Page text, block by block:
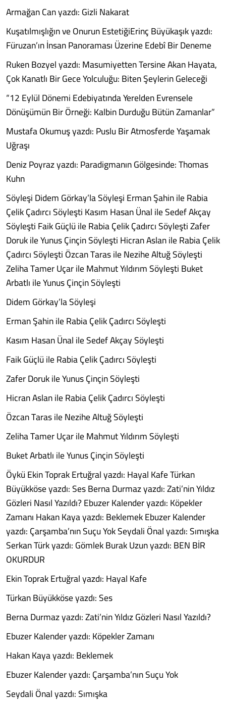
Armağan Can yazdı: Gizli Nakarat
Kuşatılmışlığın ve Onurun EstetiğiErinç Büyükaşık yazdı:
Füruzan’ın İnsan Panoraması Üzerine Edebî Bir Deneme
Ruken Bozyel yazdı: Masumiyetten Tersine Akan Hayata,
Çok Kanatlı Bir Gece Yolculuğu: Biten Şeylerin Geleceği
“12 Eylül Dönemi Edebiyatında Yerelden Evrensele
Dönüşümün Bir Örneği: Kalbin Durduğu Bütün Zamanlar”
Mustafa Okumuş yazdı: Puslu Bir Atmosferde Yaşamak
Uğraşı
Deniz Poyraz yazdı: Paradigmanın Gölgesinde: Thomas
Kuhn
Söyleşi Didem Görkay’la Söyleşi Erman Şahin ile Rabia
Çelik Çadırcı Söyleşti Kasım Hasan Ünal ile Sedef Akçay
Söyleşti Faik Güçlü ile Rabia Çelik Çadırcı Söyleşti Zafer
Doruk ile Yunus Çinçin Söyleşti Hicran Aslan ile Rabia Çelik
Çadırcı Söyleşti Özcan Taras ile Nezihe Altuğ Söyleşti
Zeliha Tamer Uçar ile Mahmut Yıldırım Söyleşti Buket
Arbatlı ile Yunus Çinçin Söyleşti
Didem Görkay’la Söyleşi
Erman Şahin ile Rabia Çelik Çadırcı Söyleşti
Kasım Hasan Ünal ile Sedef Akçay Söyleşti
Faik Güçlü ile Rabia Çelik Çadırcı Söyleşti
Zafer Doruk ile Yunus Çinçin Söyleşti
Hicran Aslan ile Rabia Çelik Çadırcı Söyleşti
Özcan Taras ile Nezihe Altuğ Söyleşti
Zeliha Tamer Uçar ile Mahmut Yıldırım Söyleşti
Buket Arbatlı ile Yunus Çinçin Söyleşti
Öykü Ekin Toprak Ertuğral yazdı: Hayal Kafe Türkan
Büyükköse yazdı: Ses Berna Durmaz yazdı: Zati’nin Yıldız
Gözleri Nasıl Yazıldı? Ebuzer Kalender yazdı: Köpekler
Zamanı Hakan Kaya yazdı: Beklemek Ebuzer Kalender
yazdı: Çarşamba’nın Suçu Yok Seydali Önal yazdı: Sımışka
Serkan Türk yazdı: Gömlek Burak Uzun yazdı: BEN BİR
OKURDUR
Ekin Toprak Ertuğral yazdı: Hayal Kafe
Türkan Büyükköse yazdı: Ses
Berna Durmaz yazdı: Zati’nin Yıldız Gözleri Nasıl Yazıldı?
Ebuzer Kalender yazdı: Köpekler Zamanı
Hakan Kaya yazdı: Beklemek
Ebuzer Kalender yazdı: Çarşamba’nın Suçu Yok
Seydali Önal yazdı: Sımışka